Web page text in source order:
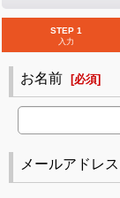
STEP 1
入力
お名前 [必須]
メールアドレス